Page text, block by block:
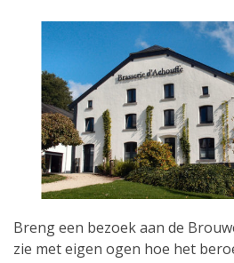
Breng een bezoek aan de
zie met eigen ogen hoe het